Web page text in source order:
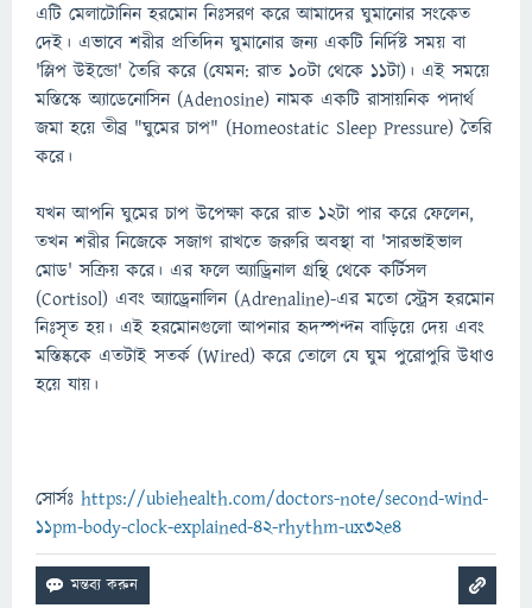
এটি মেলাটোনিন হরমোন নিঃসরণ করে আমাদের ঘুমানোর সংকেত
দেই। এভাবে শরীর প্রতিদিন ঘুমানোর জন্য একটি নির্দিষ্ট সময় বা
'স্লিপ উইন্ডো' তৈরি করে (যেমন: রাত ১০টা থেকে ১১টা)। এই সময়ে
মস্তিস্কে অ্যাডেনোসিন (Adenosine) নামক একটি রাসায়নিক পদার্থ
জমা হয়ে তীব্র "ঘুমের চাপ" (Homeostatic Sleep Pressure) তৈরি
করে।
যখন আপনি ঘুমের চাপ উপেক্ষা করে রাত ১২টা পার করে ফেলেন,
তখন শরীর নিজেকে সজাগ রাখতে জরুরি অবস্থা বা 'সারভাইভাল
মোড' সক্রিয় করে। এর ফলে অ্যাড্রিনাল গ্রন্থি থেকে কর্টিসল
(Cortisol) এবং অ্যাড্রেনালিন (Adrenaline)-এর মতো স্ট্রেস হরমোন
নিঃসৃত হয়। এই হরমোনগুলো আপনার হৃদস্পন্দন বাড়িয়ে দেয় এবং
মস্তিষ্ককে এতটাই সতর্ক (Wired) করে তোলে যে ঘুম পুরোপুরি উধাও
হয়ে যায়।
সোর্সঃ https://ubiehealth.com/doctors-note/second-wind-
11pm-body-clock-explained-42-rhythm-ux32e4